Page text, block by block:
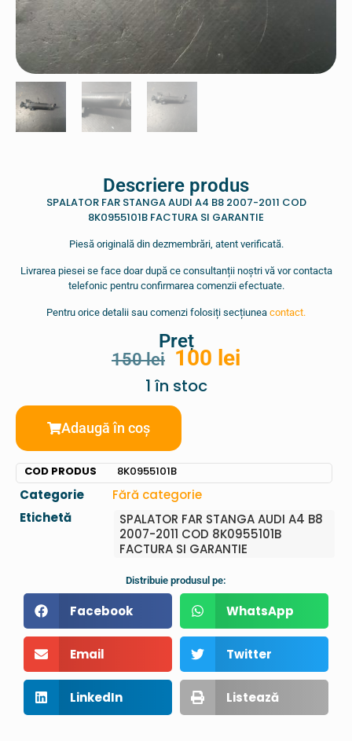
Descriere produs
SPALATOR FAR STANGA AUDI A4 B8 2007-2011 COD
8K0955101B FACTURA SI GARANTIE
Piesă originală din dezmembrări, atent verificată.
Livrarea piesei se face doar după ce consultanții noștri vă vor contacta
telefonic pentru confirmarea comenzii efectuate.
Pentru orice detalii sau comenzi folosiți secțiunea contact.
Preț
150lei 100 lei
1 în stoc
Adaugă în coș
COD PRODUS 8K0955101B
Categorie
Fără categorie
Etichetă
SPALATOR FAR STANGA AUDI A4 B8
2007-2011 COD 8K0955101B
FACTURA SI GARANTIE
Distribuie produsul pe:
Facebook WhatsApp
Email Twitter
LinkedIn Listează